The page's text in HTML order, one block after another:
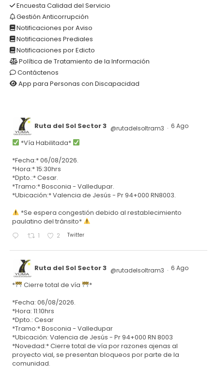
Encuesta Calidad del Servicio
Gestión Anticorrupción
Notificaciones por Aviso
Notificaciones Prediales
Notificaciones por Edicto
Política de Tratamiento de la Información
Contáctenos
App para Personas con Discapacidad
Ruta del Sol Sector 3 @rutadelsoltram3 · 6 Ago
*Vía Habilitada*
*Fecha:* 06/08/2026.
*Hora:* 15:30hrs
*Dpto.:* Cesar.
*Tramo:* Bosconia - Valledupar.
*Ubicación:* Valencia de Jesús - Pr 94+000 RN8003.
*Se espera congestión debido al restablecimiento
paulatino del tránsito*
1 2 Twitter
Ruta del Sol Sector 3 @rutadelsoltram3 · 6 Ago
* Cierre total de vía
*
*Fecha: 06/08/2026.
*Hora: 11:10hrs
*Dpto.: Cesar
*Tramo:* Bosconia - Valledupar
*Ubicación: Valencia de Jesús - Pr 94+000 RN 8003
*Novedad:* Cierre total de vía por razones ajenas al
proyecto vial, se presentan bloqueos por parte de la
comunidad.